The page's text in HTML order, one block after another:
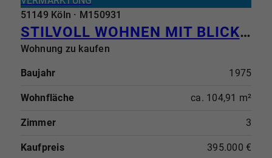
51149 Köln · M150931
STILVOLL WOHNEN MIT BLICK INS SIEBENGEBIRGE - ANKOMMEN UND WOHLFÜHLEN
Wohnung zu kaufen
Baujahr 1975
Wohnfläche ca. 104,91 m²
Zimmer 3
Kaufpreis 395.000 €